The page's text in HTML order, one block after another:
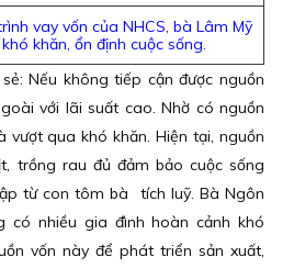
vay vốn của NHCS, bà Lâm Mỹ
khăn, ổn định cuộc sống.
Nếu không tiếp cận được nguồn
với lãi suất cao. Nhờ có nguồn
vượt qua khó khăn. Hiện tại, nguồn
trồng rau đủ đảm bảo cuộc sống
từ con tôm bà tích luỹ. Bà Ngôn
có nhiều gia đình hoàn cảnh khó
vốn này để phát triển sản xuất,